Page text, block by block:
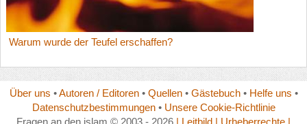
Warum wurde der Teufel erschaffen?
Über uns •Autoren / Editoren• Quellen• Gästebuch• Helfe uns •
Datenschutzbestimmungen• Unsere Cookie-Richtlinie